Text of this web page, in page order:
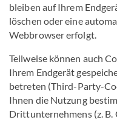
bleiben auf Ihrem
löschen oder eine
Webbrowser erfolgt.
Teilweise können auch
Ihrem Endgerät
betreten (Third-Party-
Ihnen die Nutzung
Drittunternehmens (z. B.